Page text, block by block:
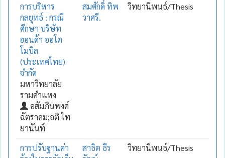
การบริหาร
กลยุทธ์ : กรณี
ศึกษา บริษัท
ฮอนด้า ออโต
โมบิล
(ประเทศไทย)
จำกัด
มหาวิทยาลัย
รามคำแหง
อสัมภินพงศ์
ฉัตราคม;อติ ไท
ยานันท์
สมศักดิ์ ทิพ
วาศรี.
วิทยานิพนธ์/Thesis
การปรับฐานค่า
สาธิต ธีร
วิทยานิพนธ์/Thesis